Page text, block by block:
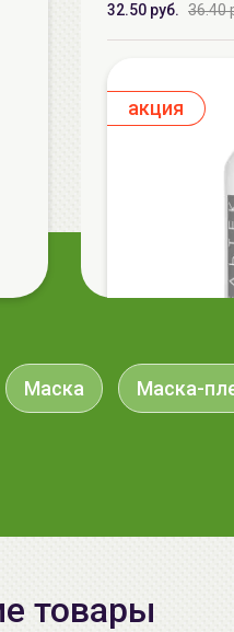
32.50 руб. 36.40
aкция
ГЕЛЬТЕК
пектиновая, 200г,
aкция
Маска Маска-
товары